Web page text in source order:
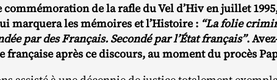
commémoration de la rafle du Vel d’Hiv en juillet
marquera les mémoires et l’Histoire : “La folie
par des Français. Secondé par l’État français”.
après ce discours, au moment du procès